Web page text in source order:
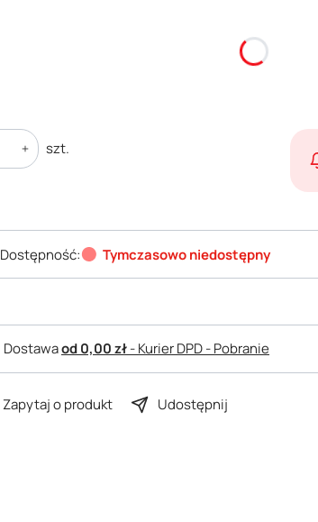
szt.
Dostępność: Tymczasowo niedostępny
Dostawaod 0,00 zł- Kurier DPD - Pobranie
Zapytaj o produkt Udostępnij